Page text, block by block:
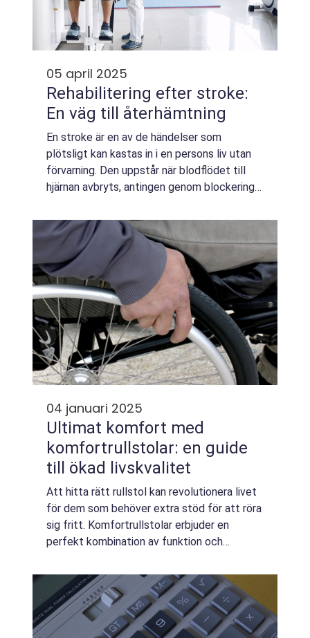
05 april 2025
Rehabilitering efter stroke:
En väg till återhämtning
En stroke är en av de händelser som
plötsligt kan kastas in i en persons liv utan
förvarning. Den uppstår när blodflödet till
hjärnan avbryts, antingen genom blockering
04 januari 2025
Ultimat komfort med
komfortrullstolar: en guide
till ökad livskvalitet
Att hitta rätt rullstol kan revolutionera livet
för dem som behöver extra stöd för att röra
sig fritt. Komfortrullstolar erbjuder en
perfekt kombination av funktion och